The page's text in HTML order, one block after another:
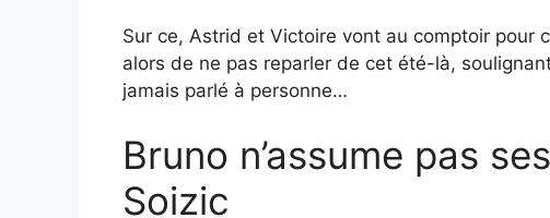
Sur ce, Astrid et Victoire vont au comptoir pour
alors de ne pas reparler de cet été-là, soulignant
jamais parlé à personne…
Bruno n’assume pas
Soizic